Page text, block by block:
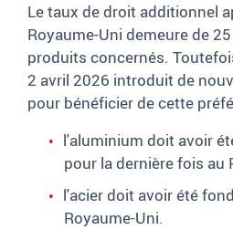
Le taux de droit additionnel
Royaume-Uni demeure de
produits concernés.
2 avril 2026 introduit de
pour bénéficier de cette
l'aluminium doit avoir
pour la dernière fois au
l'acier doit avoir été
Royaume-Uni.